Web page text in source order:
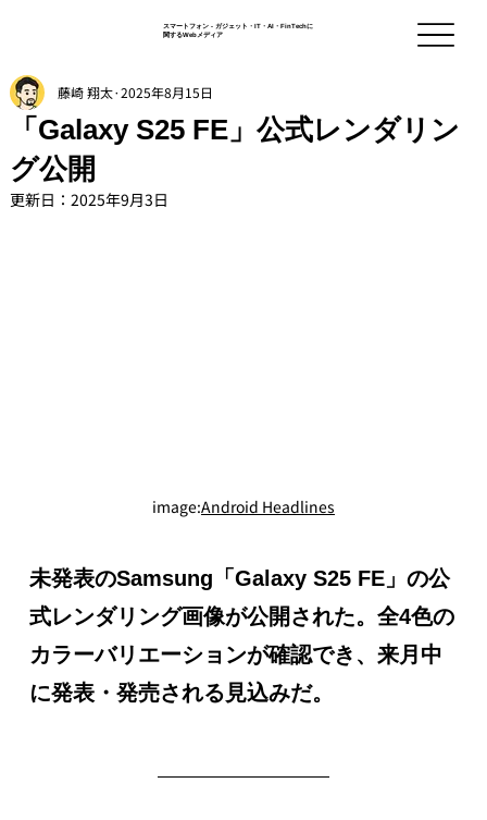
スマートフォン - ガジェット・IT・AI・FinTechに
関するWebメディア
「Galaxy S25 FE」公式レンダリン
グ公開
藤崎 翔太 2025年8月15日
更新日： 2025年9月3日
image:Android Headlines
未発表のSamsung「Galaxy S25 FE」の公
式レンダリング画像が公開された。全4色の
カラーバリエーションが確認でき、来月中
に発表・発売される見込みだ。